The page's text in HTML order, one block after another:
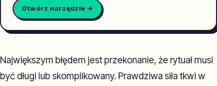
Otwórz narzędzie →
Największym błędem jest przekonanie, że rytuał musi
być długi lub skomplikowany. Prawdziwa siła tkwi w